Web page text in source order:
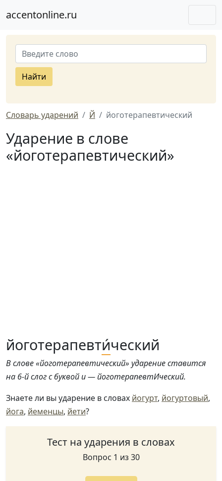
accentonline.ru
Найти
Словарь ударений Й йоготерапевтический
Ударение в слове
«йоготерапевтический»
йоготерапевти́ческий
В слове «йоготерапевтический» ударение ставится
на 6-й слог с буквой и — йоготерапевтИческий.
Знаете ли вы ударение в словах йогурт, йогуртовый,
йога, йеменцы, йети?
Тест на ударения в словах
Вопрос 1 из 30